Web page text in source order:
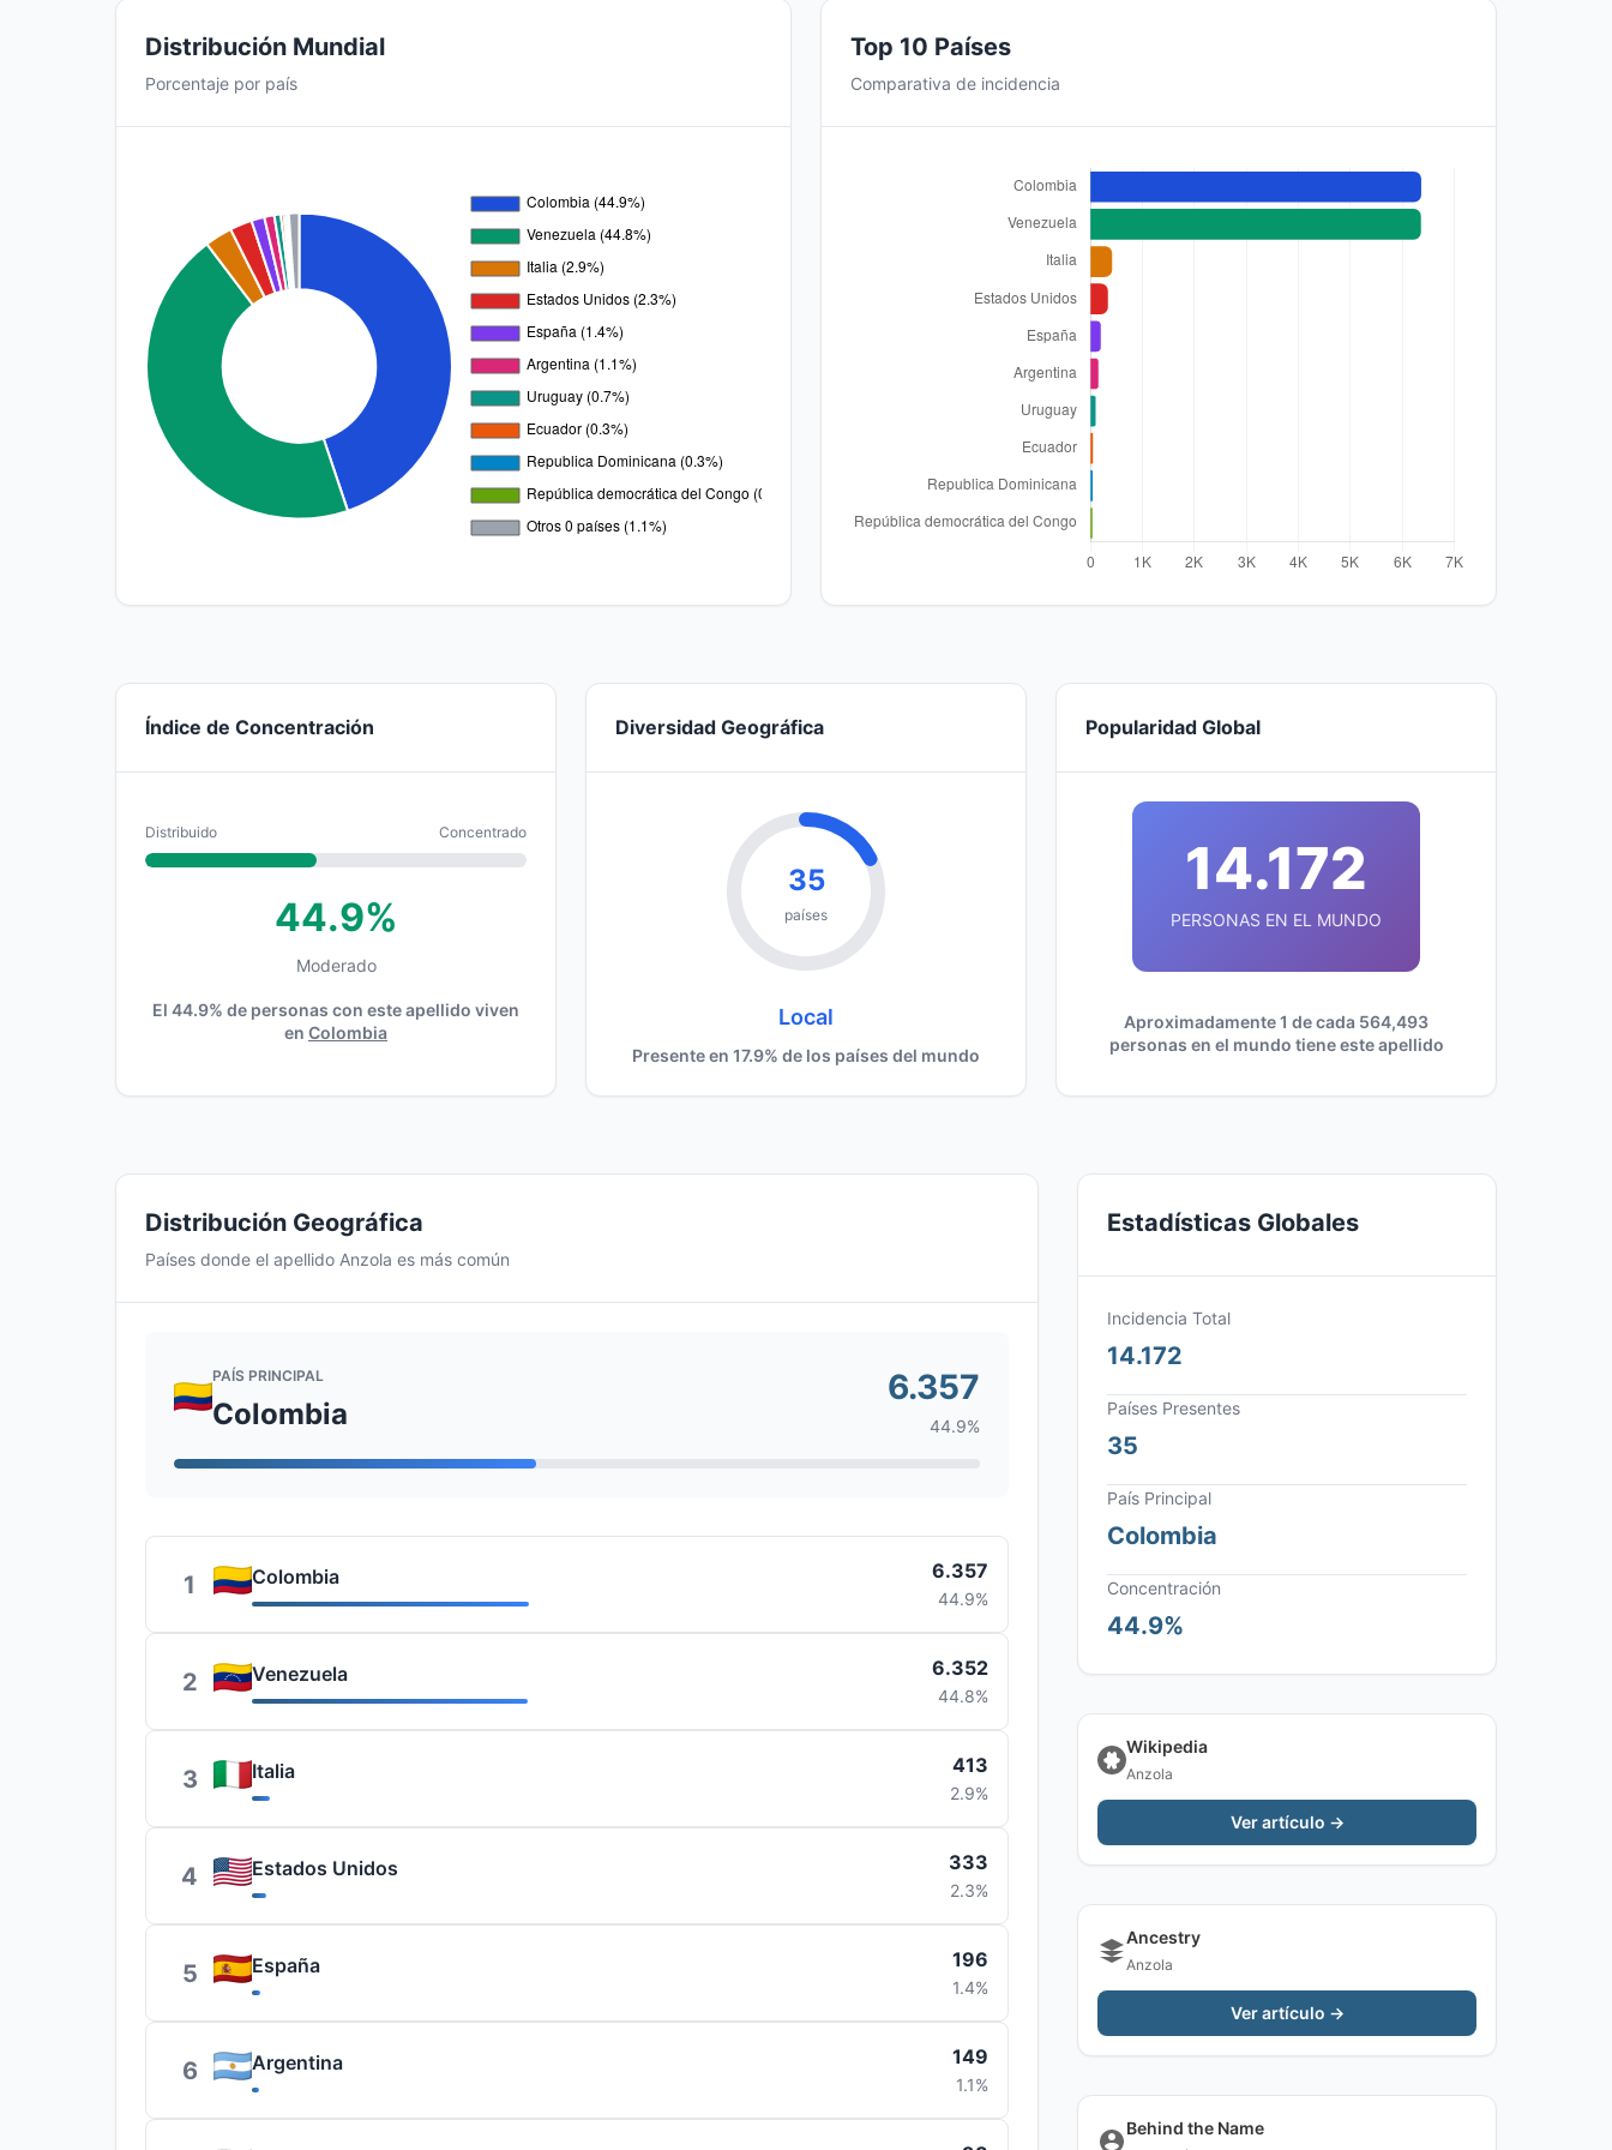
Distribución Mundial
Porcentaje por país
Top 10 Países
Comparativa de incidencia
Índice de Concentración
Distribuido Concentrado
44.9%
Moderado
El 44.9% de personas con este apellido viven
en Colombia
Diversidad Geográfica
35
países
Local
Presente en 17.9% de los países del mundo
Popularidad Global
14.172
PERSONAS EN EL MUNDO
Aproximadamente 1 de cada 564,493
personas en el mundo tiene este apellido
Distribución Geográfica
Países donde el apellido Anzola es más común
PAÍS PRINCIPAL
Colombia
6.357
44.9%
1 Colombia 6.357
44.9%
2 Venezuela 6.352
44.8%
3 Italia 413
2.9%
4 Estados Unidos 333
2.3%
5 España 196
1.4%
6 Argentina 149
1.1%
Estadísticas Globales
Incidencia Total
14.172
Países Presentes
35
País Principal
Colombia
Concentración
44.9%
Wikipedia
Anzola
Ver artículo →
Ancestry
Anzola
Ver artículo →
Behind the Name